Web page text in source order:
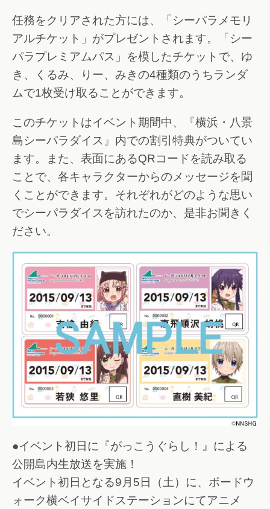
任務をクリアされた方には、「シーパラメモリ
アルチケット」がプレゼントされます。「シー
パラプレミアムパス」を模したチケットで、ゆ
き、くるみ、りー、みきの4種類のうちランダ
ムで1枚受け取ることができます。
このチケットはイベント期間中、『横浜・八景
島シーパラダイス』内での割引特典がついてい
ます。また、表面にあるQRコードを読み取る
ことで、各キャラクターからのメッセージを聞
くことができます。それぞれがどのような思い
でシーパラダイスを訪れたのか、是非お聞きく
ださい。
●イベント初日に『がっこうぐらし！』による
公開島内生放送を実施！
イベント初日となる9月5日（土）に、ボードウ
ォーク横ベイサイドステーションにてアニメ